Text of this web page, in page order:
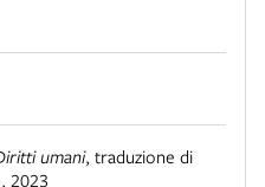
umani, traduzione di
, 2023